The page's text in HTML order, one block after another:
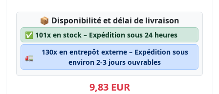
📦 Lagerstatus:
Disponibilité et délai de livraison
✅ 101x en stock – Expédition sous 24 heures
🚛
130x en entrepôt externe – Expédition sous
environ 2-3 jours ouvrables
9,83 EUR